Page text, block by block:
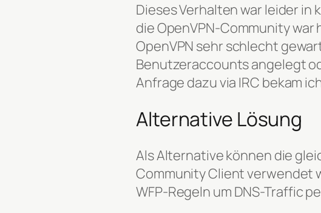
Dieses Verhalten war leider
die OpenVPN-Community
OpenVPN sehr schlecht
Benutzeraccounts angelegt
Anfrage dazu via IRC bekam
Alternative Lösung
Als Alternative können die
Community Client verwendet
WFP-Regeln um DNS-Traffic